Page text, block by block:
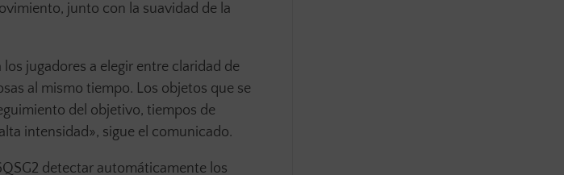
junto con la suavidad de la
jugadores a elegir entre claridad de
al mismo tiempo. Los objetos que se
del objetivo, tiempos de
intensidad», sigue el comunicado.
detectar automáticamente los